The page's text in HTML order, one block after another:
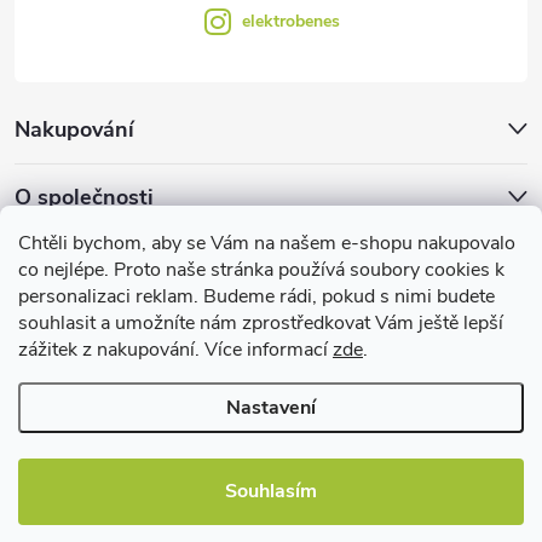
Chtěli bychom, aby se Vám na našem e-shopu nakupovalo
co nejlépe. Proto naše stránka používá soubory cookies k
personalizaci reklam. Budeme rádi, pokud s nimi budete
souhlasit a umožníte nám zprostředkovat Vám ještě lepší
zážitek z nakupování. Více informacízde.
Nastavení
Souhlasím
Nakupování
O společnosti
Facebook
elektrobenes
Užitečné informace